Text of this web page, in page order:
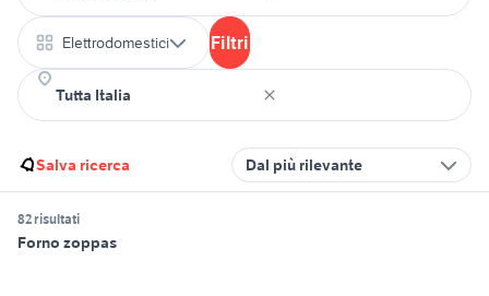
Elettrodomestici Filtri
Salva ricerca Dal più rilevante
82 risultati
Forno zoppas